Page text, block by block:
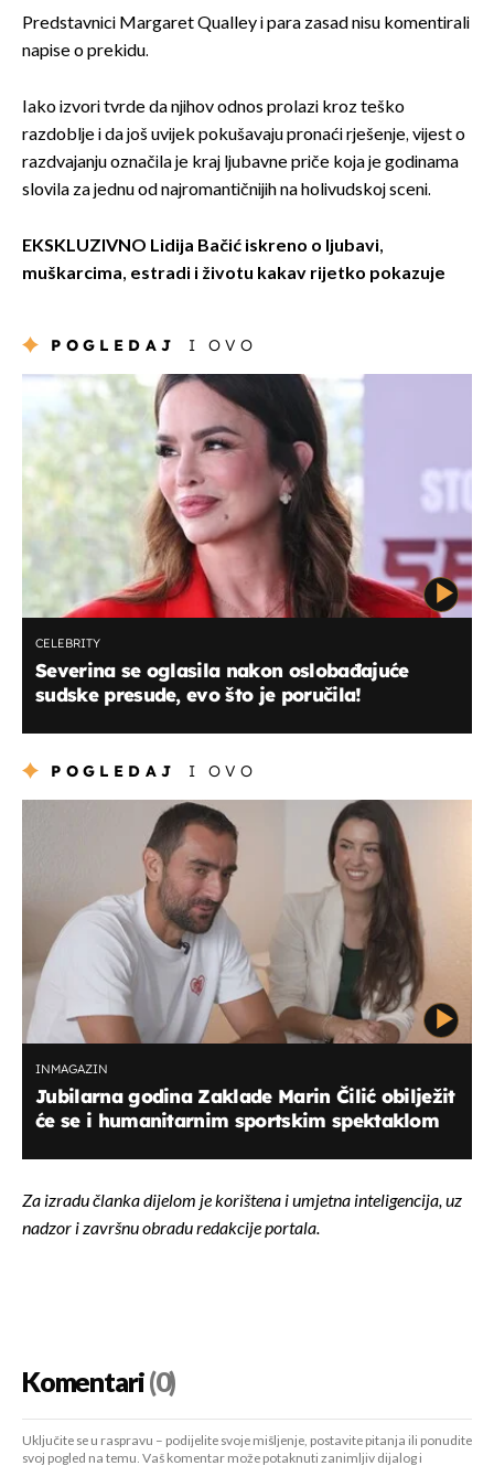
Predstavnici Margaret Qualley i para zasad nisu komentirali
napise o prekidu.
Iako izvori tvrde da njihov odnos prolazi kroz teško
razdoblje i da još uvijek pokušavaju pronaći rješenje, vijest o
razdvajanju označila je kraj ljubavne priče koja je godinama
slovila za jednu od najromantičnijih na holivudskoj sceni.
EKSKLUZIVNO Lidija Bačić iskreno o ljubavi,
muškarcima, estradi i životu kakav rijetko pokazuje
POGLEDAJ I OVO
CELEBRITY
Severina se oglasila nakon oslobađajuće
sudske presude, evo što je poručila!
POGLEDAJ I OVO
INMAGAZIN
Jubilarna godina Zaklade Marin Čilić obilježit
će se i humanitarnim sportskim spektaklom
Za izradu članka dijelom je korištena i umjetna inteligencija, uz
nadzor i završnu obradu redakcije portala.
Komentari(0)
Uključite se u raspravu – podijelite svoje mišljenje, postavite pitanja ili ponudite
svoj pogled na temu. Vaš komentar može potaknuti zanimljiv dijalog i